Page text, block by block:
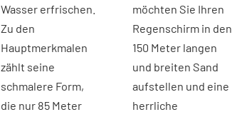
Wasser erfrischen.
Zu den
Hauptmerkmalen
zählt seine
schmalere Form,
die nur 85 Meter
möchten Sie Ihren
Regenschirm in den
150 Meter langen
und breiten Sand
aufstellen und eine
herrliche